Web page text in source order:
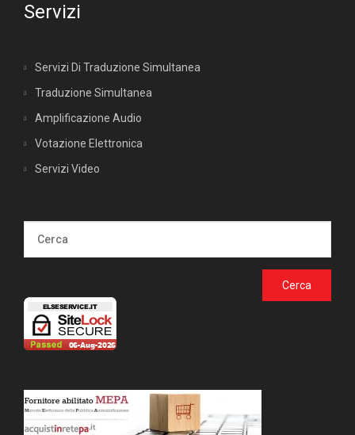
Servizi
Servizi Di Traduzione Simultanea
Traduzione Simultanea
Amplificazione Audio
Votazione Elettronica
Servizi Video